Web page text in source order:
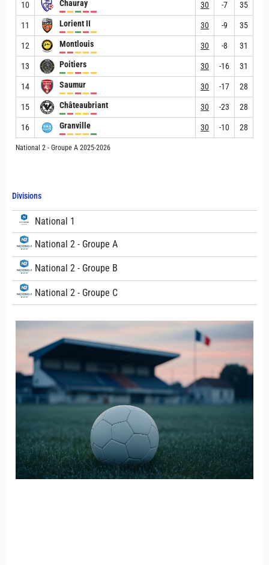
Divisions
National 1
National 2 - Groupe A
National 2 - Groupe B
National 2 - Groupe C
10 Chauray 30 -7 35
11 Lorient II 30 -9 35
12 Montlouis 30 -8 31
13 Poitiers 30 -16 31
14 Saumur 30 -17 28
15 Châteaubriant 30 -23 28
16 Granville 30 -10 28
National 2 - Groupe A 2025-2026